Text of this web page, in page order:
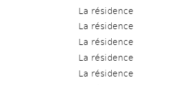
La résidence
La résidence
La résidence
La résidence
La résidence